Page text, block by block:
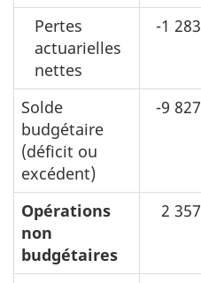
Pertes
actuarielles
nettes
-1 283
Solde
budgétaire
(déficit ou
excédent)
-9 827
Opérations
non
budgétaires
2 357